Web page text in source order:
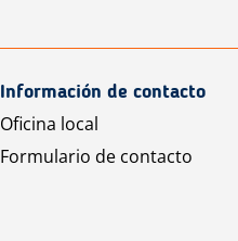
Información de contacto
Oficina local
Formulario de contacto